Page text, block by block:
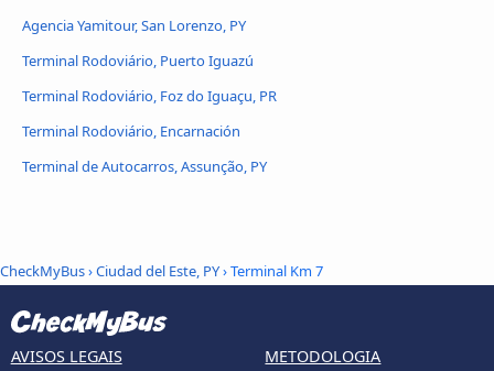
Agencia Yamitour, San Lorenzo, PY
Terminal Rodoviário, Puerto Iguazú
Terminal Rodoviário, Foz do Iguaçu, PR
Terminal Rodoviário, Encarnación
Terminal de Autocarros, Assunção, PY
CheckMyBus›Ciudad del Este, PY› Terminal Km 7
AVISOS LEGAIS METODOLOGIA